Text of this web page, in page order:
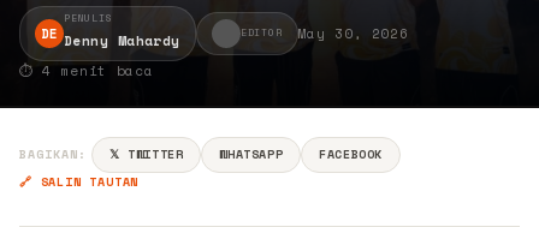
DE
PENULIS
Denny Mahardy EDITOR
May 30, 2026
⏱ 4 menit baca
BAGIKAN: 𝕏 TWITTER WHATSAPP
FACEBOOK
🔗 SALIN TAUTAN